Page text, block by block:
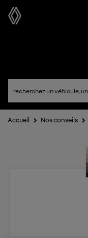
Accueil Nos conseils